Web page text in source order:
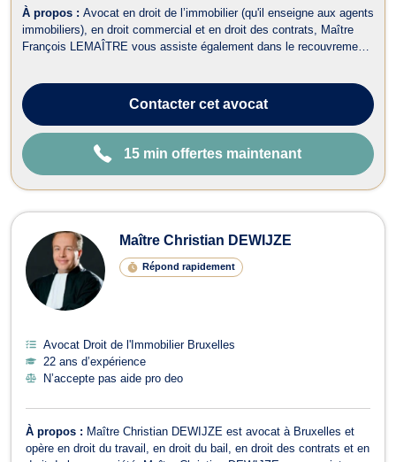
À propos : Avocat en droit de l’immobilier (qu'il enseigne aux agents
immobiliers), en droit commercial et en droit des contrats, Maître
François LEMAÎTRE vous assiste également dans le recouvrement
Contactercet avocat
15 min offertes maintenant
Maître Christian DEWIJZE
Répond rapidement
Avocat Droit de l'Immobilier Bruxelles
22 ans d’expérience
N’accepte pas aide pro deo
À propos : Maître Christian DEWIJZE est avocat à Bruxelles et
opère en droit du travail, en droit du bail, en droit des contrats et en